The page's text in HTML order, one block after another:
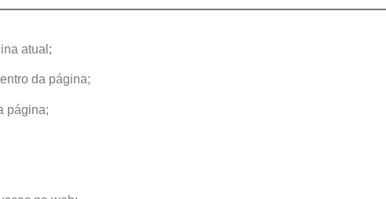
atual;
da página;
página;